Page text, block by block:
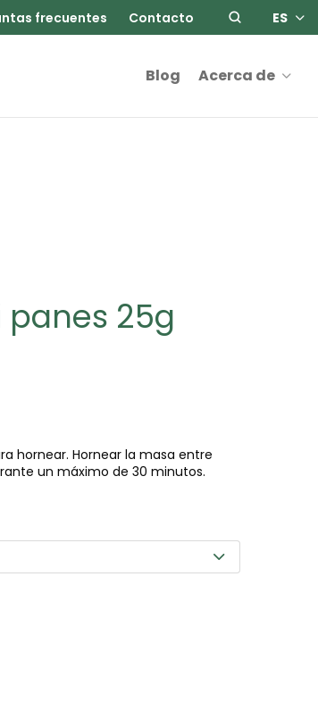
frecuentes Contacto ES
Blog Acerca de
panes 25g
hornear. Hornear la masa entre
un máximo de 30 minutos.